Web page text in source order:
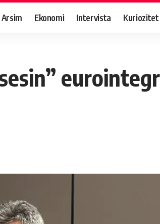
Arsim Ekonomi Intervista Kuriozitet